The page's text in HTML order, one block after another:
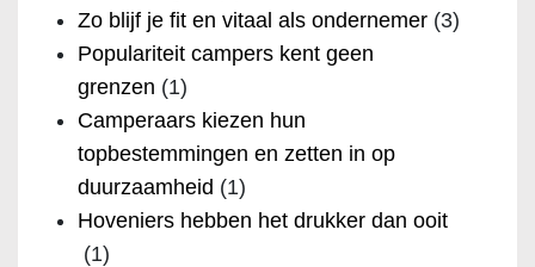
Zo blijf je fit en vitaal als ondernemer (3)
Populariteit campers kent geen
grenzen (1)
Camperaars kiezen hun
topbestemmingen en zetten in op
duurzaamheid (1)
Hoveniers hebben het drukker dan ooit
(1)